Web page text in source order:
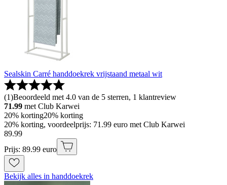
Sealskin Carré handdoekrek vrijstaand metaal wit
(1)Beoordeeld met 4.0 van de 5 sterren, 1 klantreview
71.99 met Club Karwei
20% korting20% korting
20% korting, voordeelprijs: 71.99 euro met Club Karwei
89.99
Prijs: 89.99 euro
Bekijk alles in handdoekrek